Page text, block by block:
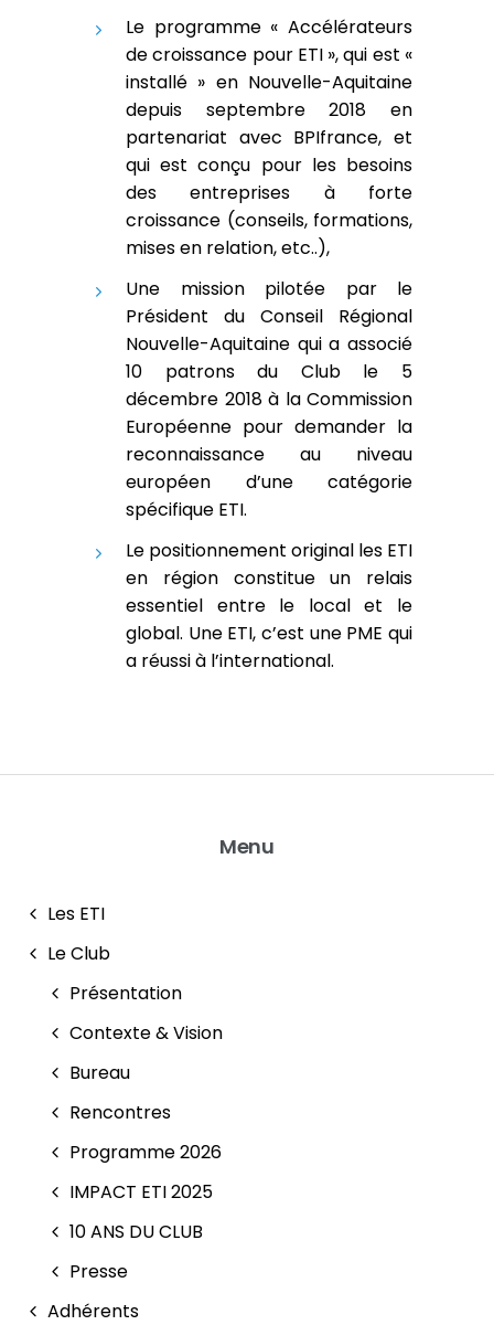
Le programme « Accélérateurs
de croissance pour ETI », qui est «
installé » en Nouvelle-Aquitaine
depuis septembre 2018 en
partenariat avec BPIfrance, et
qui est conçu pour les besoins
des entreprises à forte
croissance (conseils, formations,
mises en relation, etc..),
Une mission pilotée par le
Président du Conseil Régional
Nouvelle-Aquitaine qui a associé
10 patrons du Club le 5
décembre 2018 à la Commission
Européenne pour demander la
reconnaissance au niveau
européen d’une catégorie
spécifique ETI.
Le positionnement original les ETI
en région constitue un relais
essentiel entre le local et le
global. Une ETI, c’est une PME qui
a réussi à l’international.
Menu
Les ETI
Le Club
Présentation
Contexte & Vision
Bureau
Rencontres
Programme 2026
IMPACT ETI 2025
10 ANS DU CLUB
Presse
Adhérents